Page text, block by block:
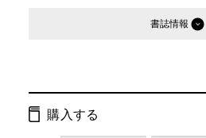
書誌情報
ISBN：
購入する